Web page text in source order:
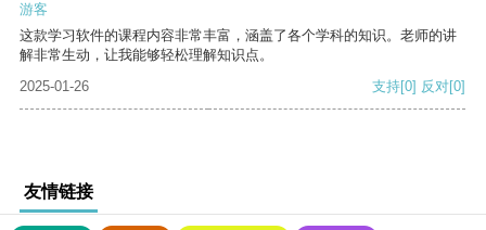
游客
这款学习软件的课程内容非常丰富，涵盖了各个学科的知识。老师的讲
解非常生动，让我能够轻松理解知识点。
2025-01-26
支持[0] 反对[0]
友情链接